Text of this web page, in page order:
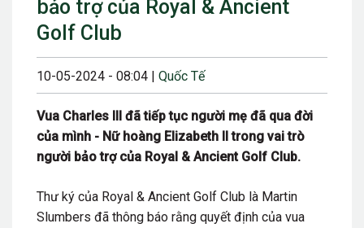
bảo trợ của Royal & Ancient
Golf Club
10-05-2024 - 08:04 | Quốc Tế
Vua Charles III đã tiếp tục người mẹ đã qua đời
của mình - Nữ hoàng Elizabeth II trong vai trò
người bảo trợ của Royal & Ancient Golf Club.
Thư ký của Royal & Ancient Golf Club là Martin
Slumbers đã thông báo rằng quyết định của vua